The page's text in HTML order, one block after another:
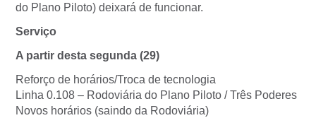
do Plano Piloto) deixará de funcionar.
Serviço
A partir desta segunda (29)
Reforço de horários/Troca de tecnologia
Linha 0.108 – Rodoviária do Plano Piloto / Três Poderes
Novos horários (saindo da Rodoviária)